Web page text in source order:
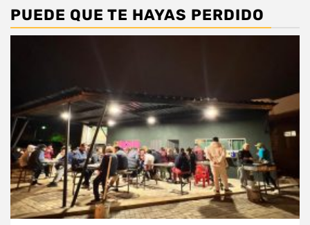
PUEDE QUE TE HAYAS PERDIDO